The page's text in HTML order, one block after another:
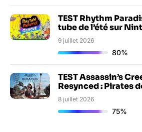
TEST Rhythm
tube de l’été sur
9 juillet 2026
80%
TEST Assassin’s
Resynced : Pirates
8 juillet 2026
75%